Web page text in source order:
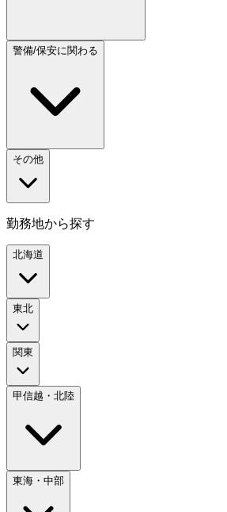
警備/保安に関わる
その他
勤務地から探す
北海道
東北
関東
甲信越・北陸
東海・中部